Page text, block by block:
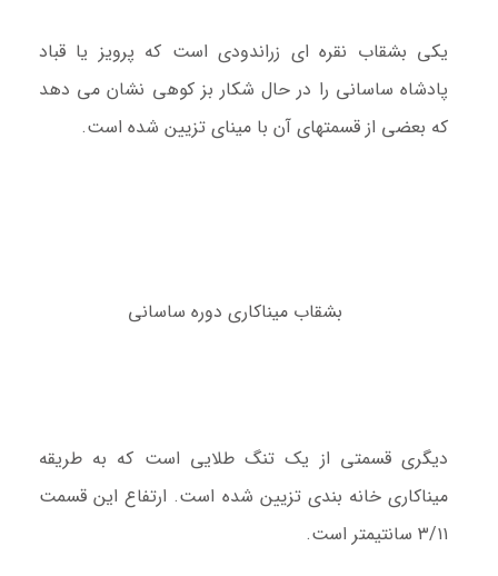
یکی بشقاب نقره ای زراندودی است که پرویز یا قباد
پادشاه ساسانی را در حال شکار بز کوهی نشان می دهد
که بعضی از قسمتهای آن با مینای تزیین شده است.
بشقاب میناکاری دوره ساسانی
دیگری قسمتی از یک تنگ طلایی است که به طريقه
میناکاری خانه بندی تزیین شده است. ارتفاع این قسمت
۳/۱۱ سانتیمتر است.